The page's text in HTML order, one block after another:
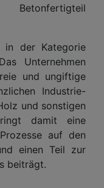
Betonfertigteil
in der Kategorie
Unternehmen
und ungiftige
Industrie-
und sonstigen
damit eine
auf den
einen Teil zur
beiträgt.